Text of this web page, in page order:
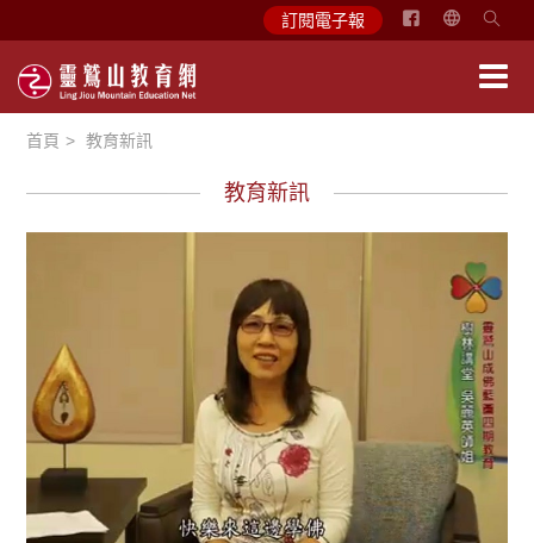
訂閱電子報
简
首頁 教育新訊
教育新訊